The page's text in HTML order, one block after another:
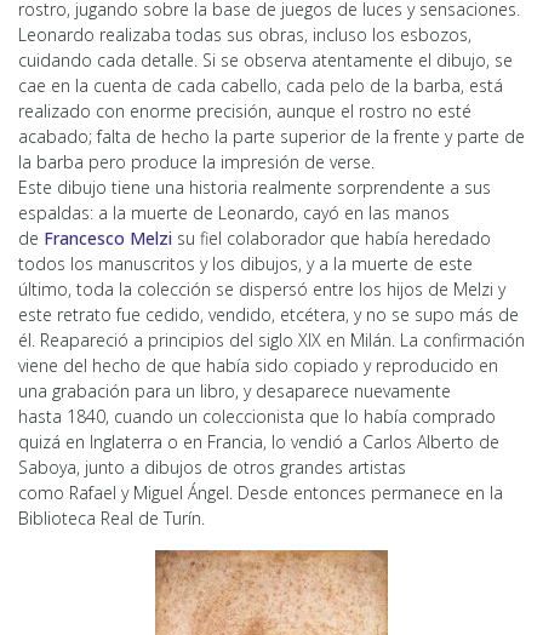
rostro, jugando sobre la base de juegos de luces y sensaciones.
Leonardo realizaba todas sus obras, incluso los esbozos,
cuidando cada detalle. Si se observa atentamente el dibujo, se
cae en la cuenta de cada cabello, cada pelo de la barba, está
realizado con enorme precisión, aunque el rostro no esté
acabado; falta de hecho la parte superior de la frente y parte de
la barba pero produce la impresión de verse.
Este dibujo tiene una historia realmente sorprendente a sus
espaldas: a la muerte de Leonardo, cayó en las manos
de Francesco Melzi su fiel colaborador que había heredado
todos los manuscritos y los dibujos, y a la muerte de este
último, toda la colección se dispersó entre los hijos de Melzi y
este retrato fue cedido, vendido, etcétera, y no se supo más de
él. Reapareció a principios del siglo XIX en Milán. La confirmación
viene del hecho de que había sido copiado y reproducido en
una grabación para un libro, y desaparece nuevamente
hasta 1840, cuando un coleccionista que lo había comprado
quizá en Inglaterra o en Francia, lo vendió a Carlos Alberto de
Saboya, junto a dibujos de otros grandes artistas
como Rafael y Miguel Ángel. Desde entonces permanece en la
Biblioteca Real de Turín.